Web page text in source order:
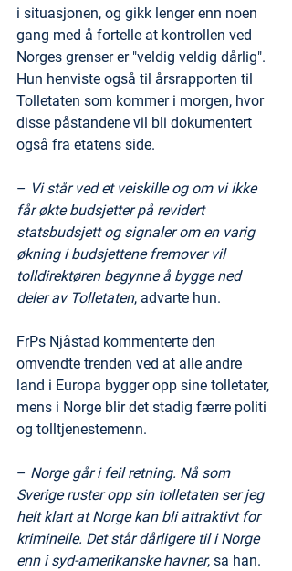
i situasjonen, og gikk lenger enn noen
gang med å fortelle at kontrollen ved
Norges grenser er "veldig veldig dårlig".
Hun henviste også til årsrapporten til
Tolletaten som kommer i morgen, hvor
disse påstandene vil bli dokumentert
også fra etatens side.
– Vi står ved et veiskille og om vi ikke
får økte budsjetter på revidert
statsbudsjett og signaler om en varig
økning i budsjettene fremover vil
tolldirektøren begynne å bygge ned
deler av Tolletaten, advarte hun.
FrPs Njåstad kommenterte den
omvendte trenden ved at alle andre
land i Europa bygger opp sine tolletater,
mens i Norge blir det stadig færre politi
og tolltjenestemenn.
– Norge går i feil retning. Nå som
Sverige ruster opp sin tolletaten ser jeg
helt klart at Norge kan bli attraktivt for
kriminelle. Det står dårligere til i Norge
enn i syd-amerikanske havner, sa han.